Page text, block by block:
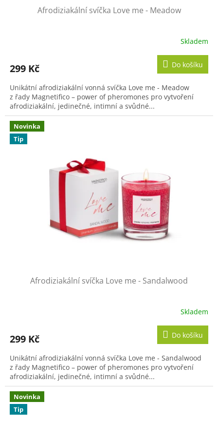
Afrodiziakální svíčka Love me - Meadow
Skladem
299 Kč Do košíku
Unikátní afrodiziakální vonná svíčka Love me - Meadow
z řady Magnetifico – power of pheromones pro vytvoření
afrodiziakální, jedinečné, intimní a svůdné...
Novinka
Tip
Afrodiziakální svíčka Love me - Sandalwood
Skladem
299 Kč Do košíku
Unikátní afrodiziakální vonná svíčka Love me - Sandalwood
z řady Magnetifico – power of pheromones pro vytvoření
afrodiziakální, jedinečné, intimní a svůdné...
Novinka
Tip